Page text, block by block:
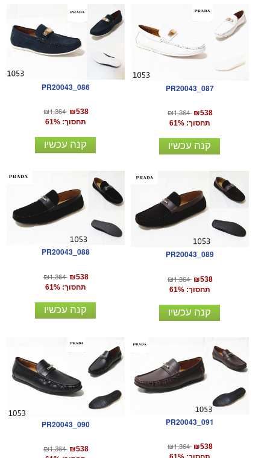
PR20043_086
₪1,364 ₪538
תחסוך: 61%
קנה עכשיו
PR20043_087
₪1,364 ₪538
תחסוך: 61%
קנה עכשיו
PR20043_088
₪1,364 ₪538
תחסוך: 61%
קנה עכשיו
PR20043_089
₪1,364 ₪538
תחסוך: 61%
קנה עכשיו
PR20043_090
₪1,364 ₪538
PR20043_091
₪1,364 ₪538